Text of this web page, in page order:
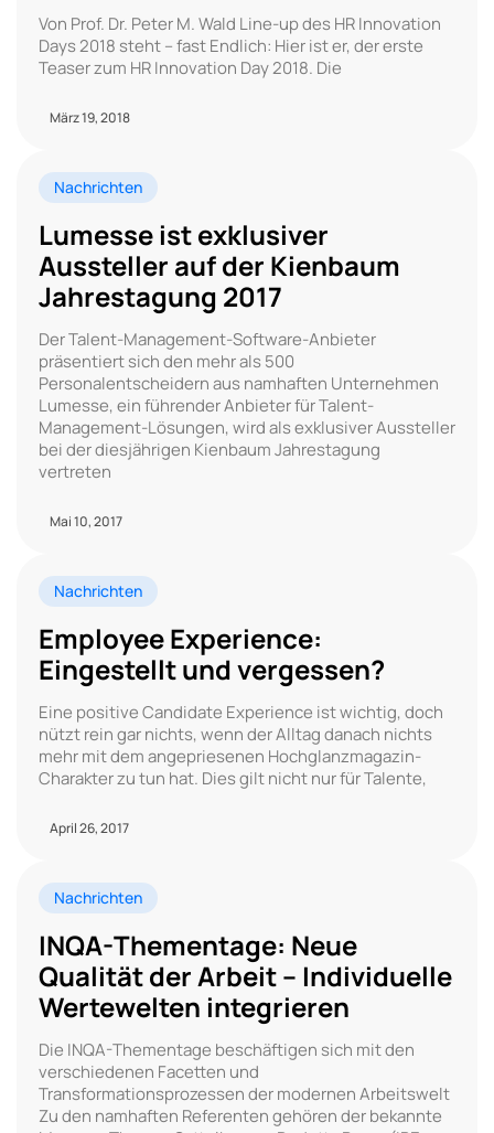
Von Prof. Dr. Peter M. Wald Line-up des HR Innovation
Days 2018 steht – fast Endlich: Hier ist er, der erste
Teaser zum HR Innovation Day 2018. Die
März 19, 2018
Nachrichten
Lumesse ist exklusiver
Aussteller auf der Kienbaum
Jahrestagung 2017
Der Talent-Management-Software-Anbieter
präsentiert sich den mehr als 500
Personalentscheidern aus namhaften Unternehmen
Lumesse, ein führender Anbieter für Talent-
Management-Lösungen, wird als exklusiver Aussteller
bei der diesjährigen Kienbaum Jahrestagung
vertreten
Mai 10, 2017
Nachrichten
Employee Experience:
Eingestellt und vergessen?
Eine positive Candidate Experience ist wichtig, doch
nützt rein gar nichts, wenn der Alltag danach nichts
mehr mit dem angepriesenen Hochglanzmagazin-
Charakter zu tun hat. Dies gilt nicht nur für Talente,
April 26, 2017
Nachrichten
INQA-Thementage: Neue
Qualität der Arbeit – Individuelle
Wertewelten integrieren
Die INQA-Thementage beschäftigen sich mit den
verschiedenen Facetten und
Transformationsprozessen der modernen Arbeitswelt
Zu den namhaften Referenten gehören der bekannte